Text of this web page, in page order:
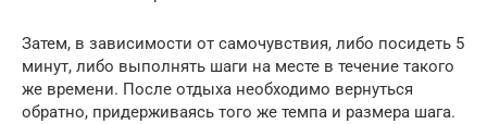
Затем, в зависимости от самочувствия, либо посидеть 5
минут, либо выполнять шаги на месте в течение такого
же времени. После отдыха необходимо вернуться
обратно, придерживаясь того же темпа и размера шага.